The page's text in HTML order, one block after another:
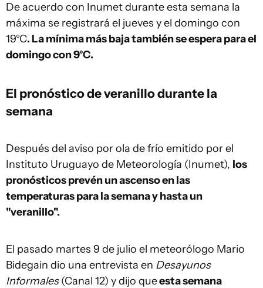
De acuerdo con Inumet durante esta semana la
máxima se registrará el jueves y el domingo con
19°C. La mínima más baja también se espera para el
domingo con 9°C.
El pronóstico de veranillo durante la
semana
Después del aviso por ola de frío emitido por el
Instituto Uruguayo de Meteorología (Inumet), los
pronósticos prevén un ascenso en las
temperaturas para la semana y hasta un
"veranillo".
El pasado martes 9 de julio el meteorólogo Mario
Bidegain dio una entrevista en Desayunos
Informales(Canal 12) y dijo queesta semana